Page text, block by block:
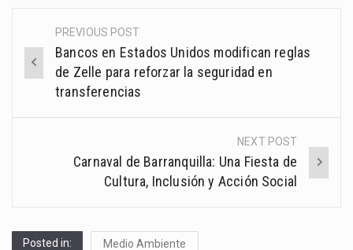
Post
navigation
PREVIOUS POST
Bancos en Estados Unidos modifican reglas
de Zelle para reforzar la seguridad en
transferencias
NEXT POST
Carnaval de Barranquilla: Una Fiesta de
Cultura, Inclusión y Acción Social
Posted in: Medio Ambiente